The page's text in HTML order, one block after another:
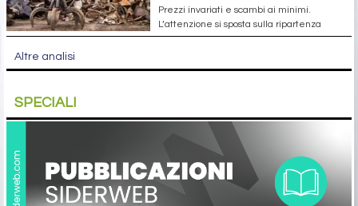
Prezzi invariati e scambi ai minimi.
L’attenzione si sposta sulla ripartenza
Altre analisi
SPECIALI